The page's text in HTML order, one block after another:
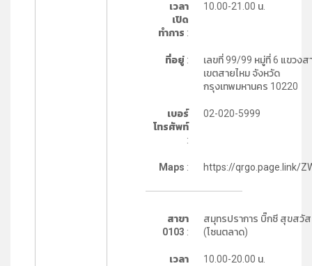
เวลา
เปิด
ทำการ :
10.00-21.00 น.
ที่อยู่:
เลขที่ 99/99 หมู่ที่ 6 แขวงส
เขตสายไหม จังหวัด
กรุงเทพมหานคร 10220
เบอร์
โทรศัพท์
:
02-020-5999
Maps : https://qrgo.page.link/
สาขา
0103 :
สมุทรปราการ บิ๊กซี สุขสวั
(โซนตลาด)
เวลา
10.00-20.00 น.